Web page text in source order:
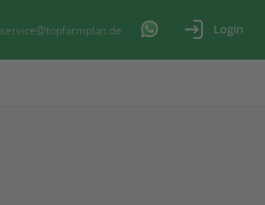
service@topfarmplan.de Login